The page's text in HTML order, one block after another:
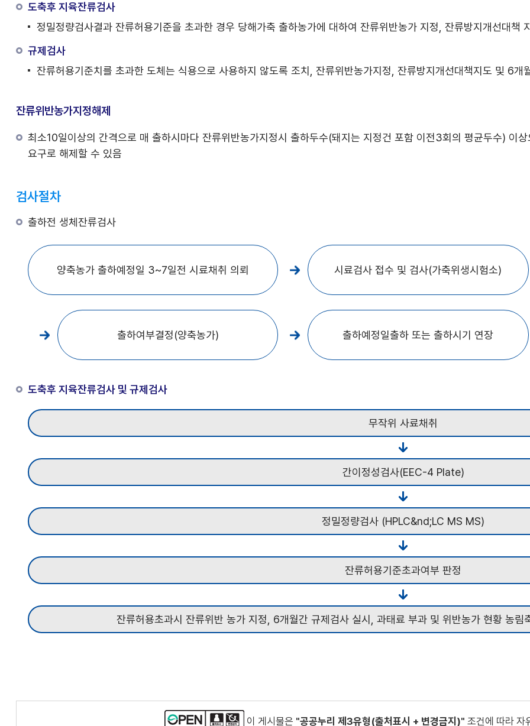
도축후 지육잔류검사
정밀정량검사결과 잔류허용기준을 초과한 경우 당해가축 출하농가에 대하여 잔류위반농가 지정, 잔류방지개선대책
규제검사
잔류허용기준치를 초과한 도체는 식용으로 사용하지 않도록 조치, 잔류위반농가지정, 잔류방지개선대책지도 및 6개
잔류위반농가지정해제
최소10일이상의 간격으로 매 출하시마다 잔류위반농가지정시 출하두수(돼지는 지정건 포함 이전3회의 평균두수) 이
요구로 해제할 수 있음
검사절차
출하전 생체잔류검사
양축농가 출하예정일 3~7일전 시료채취 의뢰 시료검사 접수 및 검사(가축위생시험소)
출하여부결정(양축농가) 출하예정일출하 또는 출하시기 연장
도축후 지육잔류검사 및 규제검사
무작위 사료채취
간이정성검사(EEC-4 Plate)
정밀정량검사 (HPLC&nd;LC MS MS)
잔류허용기준초과여부 판정
잔류허용초과시 잔류위반 농가 지정, 6개월간 규제검사 실시, 과태료 부과 및 위반농가 현황 농림
이 게시물은 "공공누리 제3유형(출처표시 + 변경금지)" 조건에 따라 자